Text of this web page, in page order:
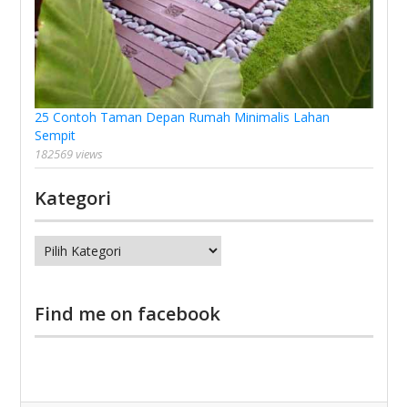
25 Contoh Taman Depan Rumah Minimalis Lahan
Sempit
182569 views
Kategori
Kategori
Find me on facebook